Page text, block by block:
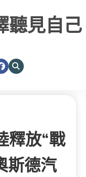
聽見自己
釋放“戰
斯德汽